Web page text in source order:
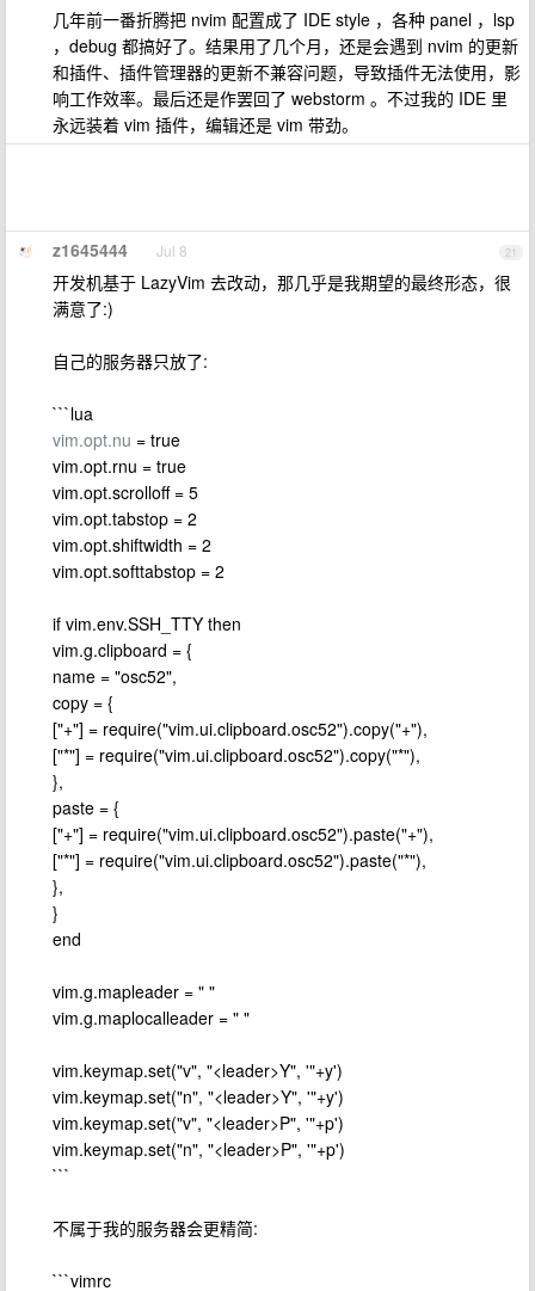
几年前一番折腾把 nvim 配置成了 IDE style ，各种 panel ，lsp
，debug 都搞好了。结果用了几个月，还是会遇到 nvim 的更新
和插件、插件管理器的更新不兼容问题，导致插件无法使用，影
响工作效率。最后还是作罢回了 webstorm 。不过我的 IDE 里
永远装着 vim 插件，编辑还是 vim 带劲。
21
z1645444 Jul 8
开发机基于 LazyVim 去改动，那几乎是我期望的最终形态，很
满意了:)
自己的服务器只放了:
```lua
vim.opt.nu = true
vim.opt.rnu = true
vim.opt.scrolloff = 5
vim.opt.tabstop = 2
vim.opt.shiftwidth = 2
vim.opt.softtabstop = 2
if vim.env.SSH_TTY then
vim.g.clipboard = {
name = "osc52",
copy = {
["+"] = require("vim.ui.clipboard.osc52").copy("+"),
["*"] = require("vim.ui.clipboard.osc52").copy("*"),
},
paste = {
["+"] = require("vim.ui.clipboard.osc52").paste("+"),
["*"] = require("vim.ui.clipboard.osc52").paste("*"),
},
}
end
vim.g.mapleader = " "
vim.g.maplocalleader = " "
vim.keymap.set("v", "<leader>Y", '"+y')
vim.keymap.set("n", "<leader>Y", '"+y')
vim.keymap.set("v", "<leader>P", '"+p')
vim.keymap.set("n", "<leader>P", '"+p')
```
不属于我的服务器会更精简:
```vimrc